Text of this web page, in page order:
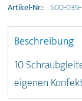
Artikel-Nr.: 500-
Beschreibung
10
eigenen